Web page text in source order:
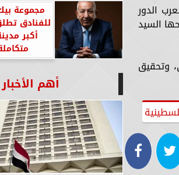
الدور
السيد
وتحقيق
مجموعة
أكبر
أهم الأخبار